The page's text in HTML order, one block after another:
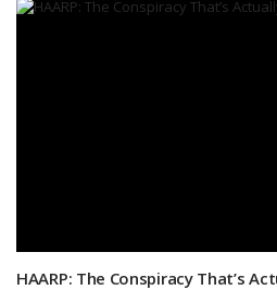
HAARP: The Conspiracy That’s